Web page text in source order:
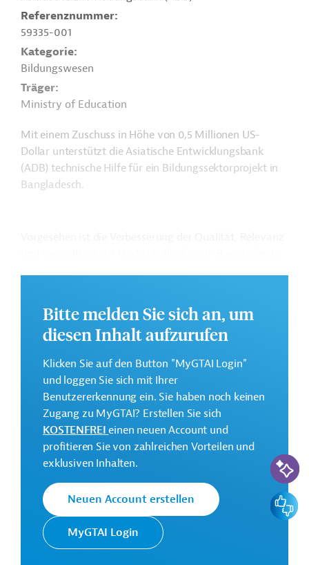
Referenznummer
59335-001
Kategorie
Bildungswesen
Träger
Ministry of Education
Mit einem Zuschuss in Höhe von 0,5 Millionen US-
Dollar unterstützt die Asiatische Entwicklungsbank
(ADB) technische Hilfe für ein Bildungssektorprojekt in
Bangladesch.
gesteigert werden.
Weitere Informationen zu dem Entwicklungsprojekt
finden Sie auf derWebseite der ADB
.
GTAI informiert über dieADB: Schwerpunkte,
Regularien und praktische Hinweise zur
Geschäftsanbahnung.
Gesamtkosten:
0,5 Millionen US-Dollar
Geberbeitrag:
0,5 Millionen US-Dollar (Zuschuss)
Kontaktadressen
Bitte melden Sie sich an, um
diesen Inhalt aufzurufen
Klicken Sie auf den Button "MyGTAI Login"
und loggen Sie sich mit Ihrer
Benutzererkennung ein. Sie haben noch keinen
Zugang zu MyGTAI? Erstellen Sie sich
KOSTENFREIeinen neuen Account und
profitieren Sie von zahlreichen Vorteilen und
exklusiven Inhalten.
Neuen Account erstellen
MyGTAI Login
KI-